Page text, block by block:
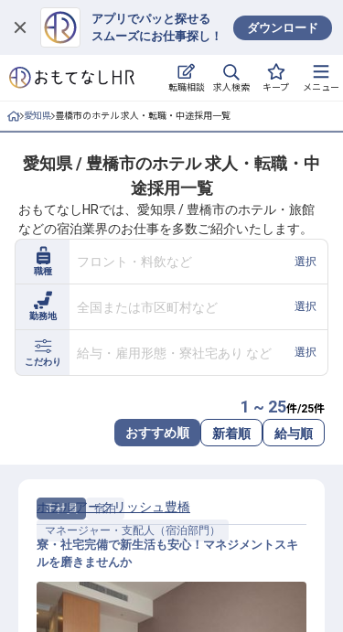
アプリでパッと探せる
スムーズにお仕事探し！
ダウンロード
転職相談 求人検索 キープ メニュー
ログイン
求人・施設を探す
就職・転職 合同説明会
おもてなしHRについて
ご利用の流れ
よくある質問
ホテル・宿泊業界情報コラム
転職サポートに申し込む
愛知県 豊橋市のホテル 求人・転職・中途採用一覧
愛知県 / 豊橋市のホテル 求人・転職・中
途採用一覧
おもてなしHRでは、愛知県 / 豊橋市のホテル・旅館
などの宿泊業界のお仕事を多数ご紹介いたします。
職種
フロント・料飲など 選択
勤務地
全国または市区町村など 選択
こだわり
給与・雇用形態・寮社宅あり など 選択
1 ~ 25件/25件
おすすめ順 新着順 給与順
正社員
宿泊
マネージャー・支配人（宿泊部門）
ホテルアークリッシュ豊橋
寮・社宅完備で新生活も安心！マネジメントスキ
ルを磨きませんか